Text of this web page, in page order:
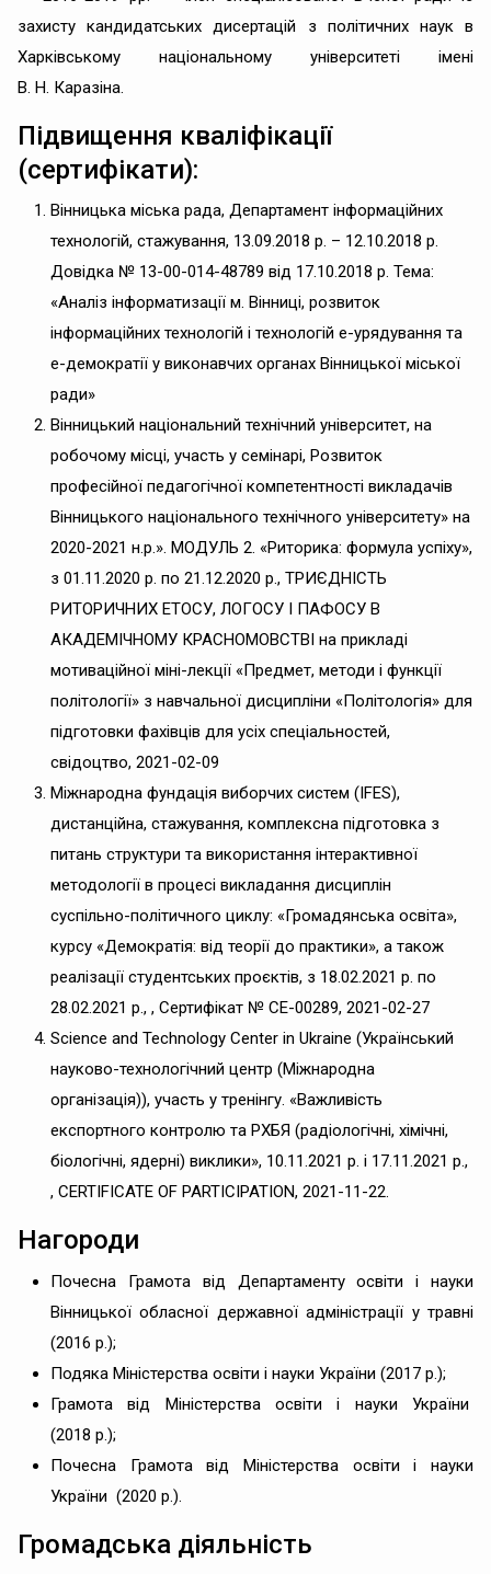
захисту кандидатських дисертацій з політичних наук в
Харківському національному університеті імені
В. Н. Каразіна.
Підвищення кваліфікації
(сертифікати):
Вінницька міська рада, Департамент інформаційних
технологій, стажування, 13.09.2018 р. – 12.10.2018 р.
Довідка № 13-00-014-48789 від 17.10.2018 р. Тема:
«Аналіз інформатизації м. Вінниці, розвиток
інформаційних технологій і технологій е-урядування та
е-демократії у виконавчих органах Вінницької міської
ради»
Вінницький національний технічний університет, на
робочому місці, участь у семінарі, Розвиток
професійної педагогічної компетентності викладачів
Вінницького національного технічного університету» на
2020-2021 н.р.». МОДУЛЬ 2. «Риторика: формула успіху»,
з 01.11.2020 р. по 21.12.2020 р., ТРИЄДНІСТЬ
РИТОРИЧНИХ ЕТОСУ, ЛОГОСУ І ПАФОСУ В
АКАДЕМІЧНОМУ КРАСНОМОВСТВІ на прикладі
мотиваційної міні-лекції «Предмет, методи і функції
політології» з навчальної дисципліни «Політологія» для
підготовки фахівців для усіх спеціальностей,
свідоцтво, 2021-02-09
Міжнародна фундація виборчих систем (IFES),
дистанційна, стажування, комплексна підготовка з
питань структури та використання інтерактивної
методології в процесі викладання дисциплін
суспільно-політичного циклу: «Громадянська освіта»,
курсу «Демократія: від теорії до практики», а також
реалізації студентських проєктів, з 18.02.2021 р. по
28.02.2021 р., , Сертифікат № СЕ-00289, 2021-02-27
Science and Technology Center in Ukraine (Український
науково-технологічний центр (Міжнародна
організація)), участь у тренінгу. «Важливість
експортного контролю та РХБЯ (радіологічні, хімічні,
біологічні, ядерні) виклики», 10.11.2021 р. і 17.11.2021 р.,
, CERTIFICATE OF PARTICIPATION, 2021-11-22.
Нагороди
Почесна Грамота від Департаменту освіти і науки
Вінницької обласної державної адміністрації у травні
(2016 р.);
Подяка Міністерства освіти і науки України (2017 р.);
Грамота від Міністерства освіти і науки України
(2018 р.);
Почесна Грамота від Міністерства освіти і науки
України (2020 р.).
Громадська діяльність